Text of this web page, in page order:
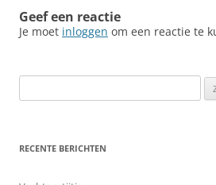
Geef een reactie
Je moet inloggen om een reactie te
naar:
RECENTE BERICHTEN